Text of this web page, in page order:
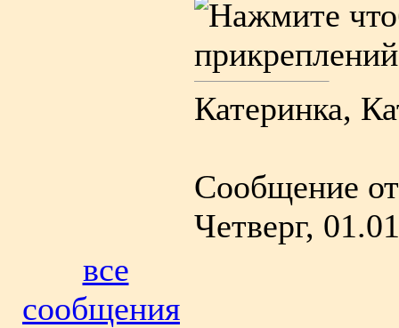
Катеринка,
Сообщение
Четверг,
все
сообщения